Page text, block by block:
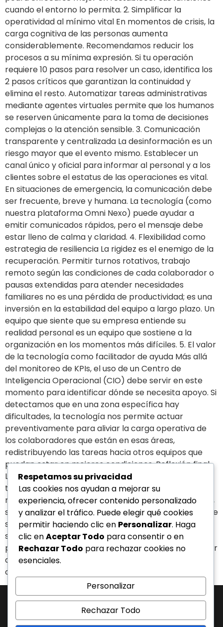
cuando el entorno lo permita. 2. Simplificar la
operatividad al mínimo vital En momentos de crisis, la
carga cognitiva de las personas aumenta
considerablemente. Recomendamos reducir los
procesos a su mínima expresión. Si tu operación
requiere 10 pasos para resolver un caso, identifica los
2 pasos críticos que garantizan la continuidad y
elimina el resto. Automatizar tareas administrativas
mediante agentes virtuales permite que los humanos
se reserven únicamente para la toma de decisiones
complejas o la atención sensible. 3. Comunicación
transparente y centralizada La desinformación es un
riesgo mayor que el evento mismo. Establecer un
canal único y oficial para informar al personal y a los
clientes sobre el estatus de las operaciones es vital.
En situaciones de emergencia, la comunicación debe
ser frecuente, breve y humana. La tecnología (como
nuestra plataforma Omni Nexo) puede ayudar a
emitir comunicados rápidos, pero el mensaje debe
estar lleno de calma y claridad. 4. Flexibilidad como
estrategia de resiliencia La rigidez es el enemigo de la
recuperación. Permitir turnos rotativos, trabajo
remoto según las condiciones de cada colaborador o
pausas extendidas para atender necesidades
familiares no es una pérdida de productividad; es una
inversión en la estabilidad del equipo a largo plazo. Un
equipo que siente que su empresa entiende su
realidad personal es un equipo que sostiene a la
organización en los momentos más difíciles. 5. El valor
de la tecnología como facilitador de ayuda Más allá
del monitoreo de KPIs, el uso de un Centro de
Inteligencia Operacional (CIO) debe servir en este
momento para identificar dónde se necesita apoyo. Si
detectamos que en una zona específica hay
dificultades, la tecnología nos permite actuar
preventivamente para aliviar la carga operativa de
los colaboradores que están en esas áreas,
redistribuyendo las tareas hacia otros equipos que
puedan estar en mejores condiciones. Reflexión final
La eficiencia operativa pierde todo su sentido si no
tiene al ser humano como centro. En Directa Group,
nuestra meta actual no es el cumplimiento de metas,
sino asegurar que nuestros aliados y nuestro equipo se
sientan acompañados. La tecnología nos ayuda a
seguir adelante, pero es la solidaridad lo que nos
permitirá reconstruir. Estamos a la orden para apoyar
a cualquier organización que necesite fortalecer sus
canales de comunicación en estos momentos.
J-31463317-1 | Corporación de Mercadeo Emotivo, C.A.
Av. La Salle Edif. Phelps Piso 4, Ofic. PL, Urb. Los Caobos, Caracas. - Telf:
Respetamos su privacidad
Las cookies nos ayudan a mejorar su
experiencia, ofrecer contenido personalizado
y analizar el tráfico. Puede elegir qué cookies
permitir haciendo clic en Personalizar. Haga
clic enAceptar Todo para consentir o en
Rechazar Todo para rechazar cookies no
esenciales.
Personalizar
Rechazar Todo